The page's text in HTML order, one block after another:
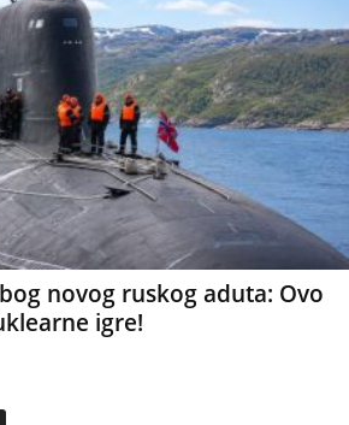
novog ruskog aduta: Ovo
igre!